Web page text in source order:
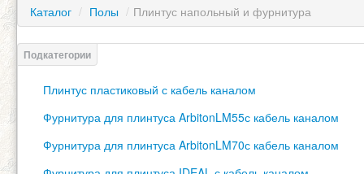
Каталог / Полы / Плинтус напольный и фурнитура
Плинтус пластиковый с кабель каналом
Фурнитура для плинтуса ArbitonLM55с кабель каналом
Фурнитура для плинтуса ArbitonLM70с кабель каналом